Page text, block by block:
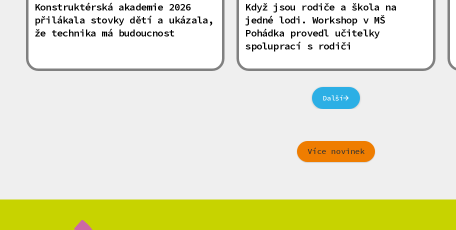
Konstruktérská akademie 2026
přilákala stovky dětí a ukázala,
že technika má budoucnost
Když jsou rodiče a škola na
jedné lodi. Workshop v MŠ
Pohádka provedl učitelky
spoluprací s rodiči
Další
Více novinek